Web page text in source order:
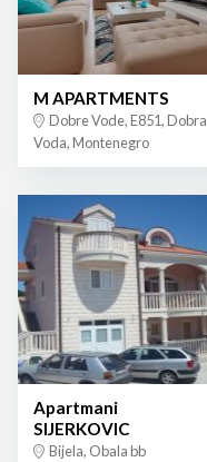
M APARTMENTS
Dobre Vode, E851, Dobra
Voda, Montenegro
Apartmani
SIJERKOVIC
Bijela, Obala bb